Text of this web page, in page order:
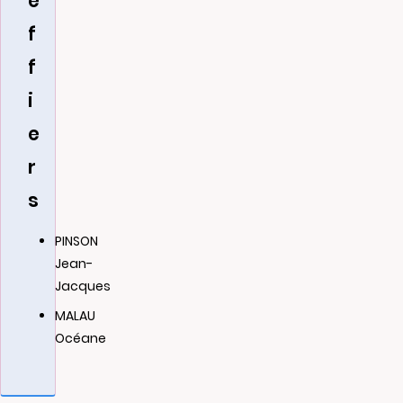
f
f
i
e
r
s
PINSON
Jean-
Jacques
MALAU
Océane